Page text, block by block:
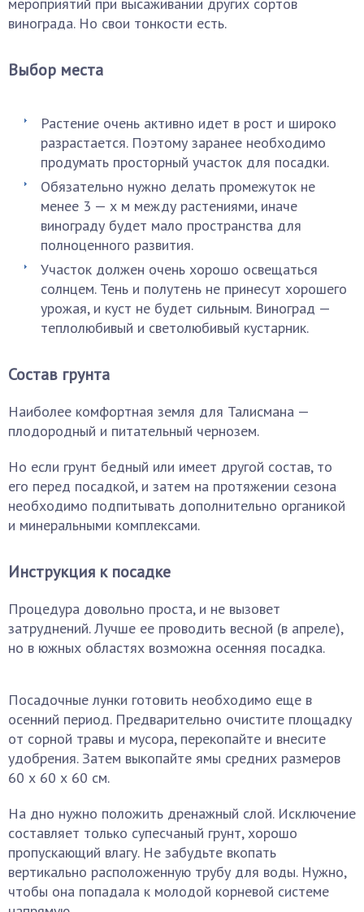
винограда. Но свои тонкости есть.
Выбор места
Растение очень активно идет в рост и широко
разрастается. Поэтому заранее необходимо
продумать просторный участок для посадки.
Обязательно нужно делать промежуток не
менее 3 — х м между растениями, иначе
винограду будет мало пространства для
полноценного развития.
Участок должен очень хорошо освещаться
солнцем. Тень и полутень не принесут хорошего
урожая, и куст не будет сильным. Виноград —
теплолюбивый и светолюбивый кустарник.
Состав грунта
Наиболее комфортная земля для Талисмана —
плодородный и питательный чернозем.
Но если грунт бедный или имеет другой состав, то
его перед посадкой, и затем на протяжении сезона
необходимо подпитывать дополнительно органикой
и минеральными комплексами.
Инструкция к посадке
Процедура довольно проста, и не вызовет
затруднений. Лучше ее проводить весной (в апреле),
но в южных областях возможна осенняя посадка.
Посадочные лунки готовить необходимо еще в
осенний период. Предварительно очистите площадку
от сорной травы и мусора, перекопайте и внесите
удобрения. Затем выкопайте ямы средних размеров
60 х 60 х 60 см.
На дно нужно положить дренажный слой. Исключение
составляет только супесчаный грунт, хорошо
пропускающий влагу. Не забудьте вкопать
вертикально расположенную трубу для воды. Нужно,
чтобы она попадала к молодой корневой системе